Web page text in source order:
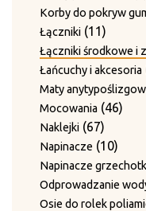
Zestawy noży do
Zestawy prowadnic
Zestawy
Zestawy ścieralne
Zestawy ścieralne
Zgarniacza 99
Korby do pokryw
Łączniki 1111
Łączniki środkowe i
Łańcuchy i akcesoria
Maty
Mocowania 4646
Naklejki 6767
Napinacze 1010
Napinacze
Odprowadzanie
Osie do rolek